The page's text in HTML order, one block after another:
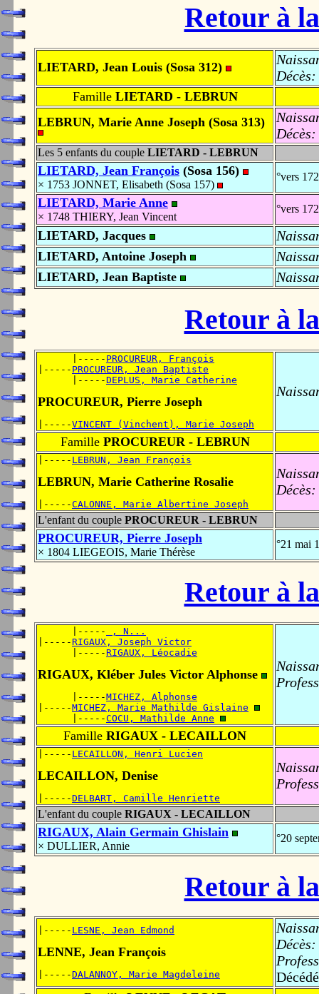
Retour à
LIETARD, Jean Louis (Sosa 312)
Décès:
FamilleLIETARD - LEBRUN
LEBRUN, Marie Anne Joseph (Sosa 313)
Décès:
Les 5 enfants du couple LIETARD - LEBRUN
LIETARD, Jean François (Sosa 156)
× 1753 JONNET, Elisabeth (Sosa 157)
°vers
LIETARD, Marie Anne
× 1748 THIERY, Jean Vincent
°vers
LIETARD, Jacques
LIETARD, Antoine Joseph
LIETARD, Jean Baptiste
Retour à
      |-----
PROCUREUR, François
|----- PROCUREUR, Jean Baptiste
      |-----
DEPLUS, Marie Catherine
PROCUREUR, Pierre Joseph
|-----VINCENT (Vinchent), Marie Joseph
FamillePROCUREUR - LEBRUN
|----- LEBRUN, Jean François
LEBRUN, Marie Catherine Rosalie
|-----CALONNE, Marie Albertine Joseph
Décès:
L'enfant du couple PROCUREUR - LEBRUN
PROCUREUR, Pierre Joseph
× 1804 LIEGEOIS, Marie Thérèse
°21 mai
Retour à
      |-----
, N...
|-----RIGAUX, Joseph Victor
      |-----
RIGAUX, Léocadie
RIGAUX, Kléber Jules Victor Alphonse
      |-----
MICHEZ, Alphonse
|-----MICHEZ, Marie Mathilde Gislaine
      |-----
COCU, Mathilde Anne
Famille RIGAUX - LECAILLON
|----- LECAILLON, Henri Lucien
LECAILLON, Denise
|-----DELBART, Camille Henriette
L'enfant du couple RIGAUX - LECAILLON
RIGAUX, Alain Germain Ghislain
× DULLIER, Annie
°20
Retour à
|----- LESNE, Jean Edmond
LENNE, Jean François
|-----DALANNOY, Marie Magdeleine
Décès: